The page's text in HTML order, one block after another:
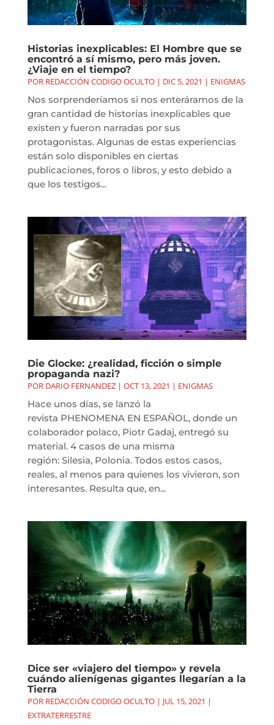
Historias inexplicables: El Hombre que se
encontró a sí mismo, pero más joven.
¿Viaje en el tiempo?
POR REDACCIÓN CODIGO OCULTO| DIC 5, 2021 | ENIGMAS
Nos sorprenderíamos si nos enteráramos de la
gran cantidad de historias inexplicables que
existen y fueron narradas por sus
protagonistas. Algunas de estas experiencias
están solo disponibles en ciertas
publicaciones, foros o libros, y esto debido a
que los testigos...
Die Glocke: ¿realidad, ficción o simple
propaganda nazi?
POR DARIO FERNANDEZ| OCT 13, 2021 | ENIGMAS
Hace unos días, se lanzó la
revista PHENOMENA EN ESPAÑOL, donde un
colaborador polaco, Piotr Gadaj, entregó su
material. 4 casos de una misma
región: Silesia, Polonia. Todos estos casos,
reales, al menos para quienes los vivieron, son
interesantes. Resulta que, en...
Dice ser «viajero del tiempo» y revela
cuándo alienígenas gigantes llegarían a la
Tierra
POR REDACCIÓN CODIGO OCULTO| JUL 15, 2021 |
EXTRATERRESTRE